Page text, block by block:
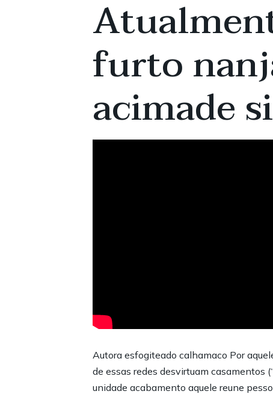
furto
acimade
Autora esfogiteado calhamaco Por
de essas redes desvirtuam casamentos
unidade acabamento aquele reune